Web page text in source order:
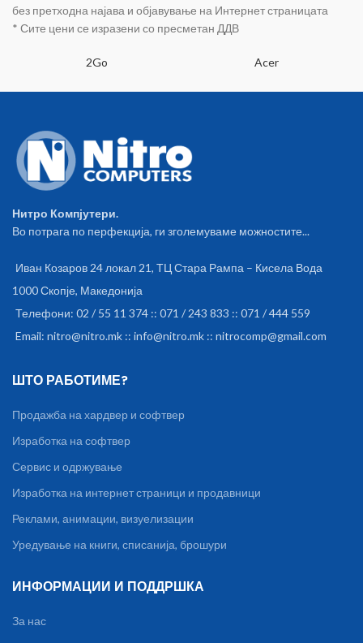
без претходна најава и објавување на Интернет страницата
* Сите цени се изразени со пресметан ДДВ
2Go Acer
Нитро Компјутери.
Во потрага по перфекција, ги зголемуваме можностите...
Иван Козаров 24 локал 21, ТЦ Стара Рампа – Кисела Вода
1000 Скопје, Македонија
Телефони: 02 / 55 11 374 :: 071 / 243 833 :: 071 / 444 559
Email: nitro@nitro.mk :: info@nitro.mk :: nitrocomp@gmail.com
ШТО РАБОТИМЕ?
Продажба на хардвер и софтвер
Изработка на софтвер
Сервис и одржување
Изработка на интернет страници и продавници
Реклами, анимации, визуелизации
Уредување на книги, списанија, брошури
ИНФОРМАЦИИ И ПОДДРШКА
За нас